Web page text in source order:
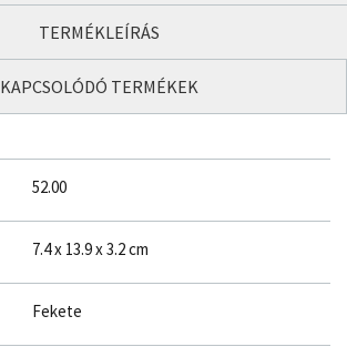
TERMÉKLEÍRÁS
KAPCSOLÓDÓ TERMÉKEK
52.00
7.4 x 13.9 x 3.2 cm
Fekete